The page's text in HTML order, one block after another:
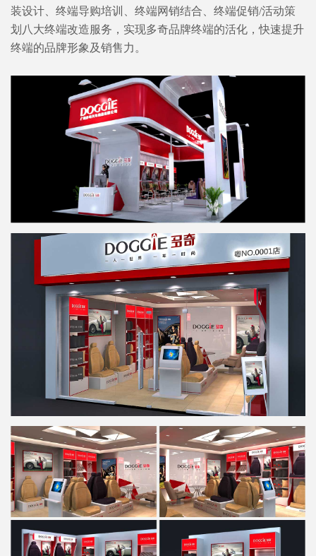
装设计、终端导购培训、终端网销结合、终端促销/活动策
划八大终端改造服务，实现多奇品牌终端的活化，快速提升
终端的品牌形象及销售力。